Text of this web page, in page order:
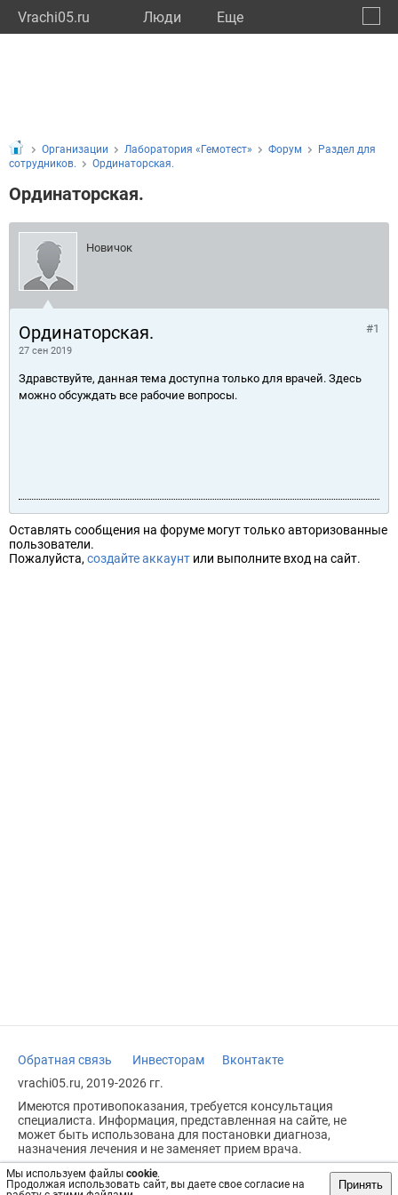
Vrachi05.ru Люди Eще
Мы используем файлы cookie.
Продолжая использовать сайт, вы даете свое согласие на
Принять
Организации Лаборатория «Гемотест» Форум
Раздел для
сотрудников.
Ординаторская.
Ординаторская.
Новичок
Ординаторская.
27 сен 2019
#1
Здравствуйте, данная тема доступна только для врачей. Здесь
можно обсуждать все рабочие вопросы.
Оставлять сообщения на форуме могут только авторизованные
пользователи.
Пожалуйста, создайте аккаунт или выполните вход на сайт.
Обратная связь Инвесторам
Вконтакте
vrachi05.ru, 2019-2026 гг.
Имеются противопоказания, требуется консультация
специалиста. Информация, представленная на сайте, не
может быть использована для постановки диагноза,
назначения лечения и не заменяет прием врача.
Возрастное ограничение: 18+